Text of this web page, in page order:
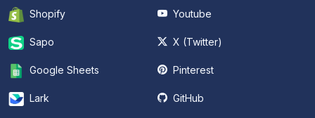
Shopify
Sapo
Google Sheets
Lark
Youtube
X (Twitter)
Pinterest
GitHub